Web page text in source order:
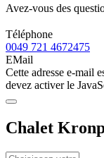
Avez-vous des
Téléphone
0049 721 4672475
EMail
Cette adresse e-mail
devez activer le
Chalet